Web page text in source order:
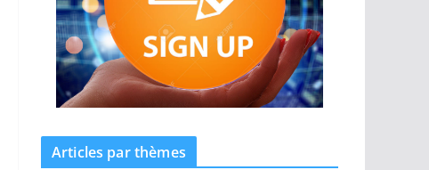
Articles par thèmes